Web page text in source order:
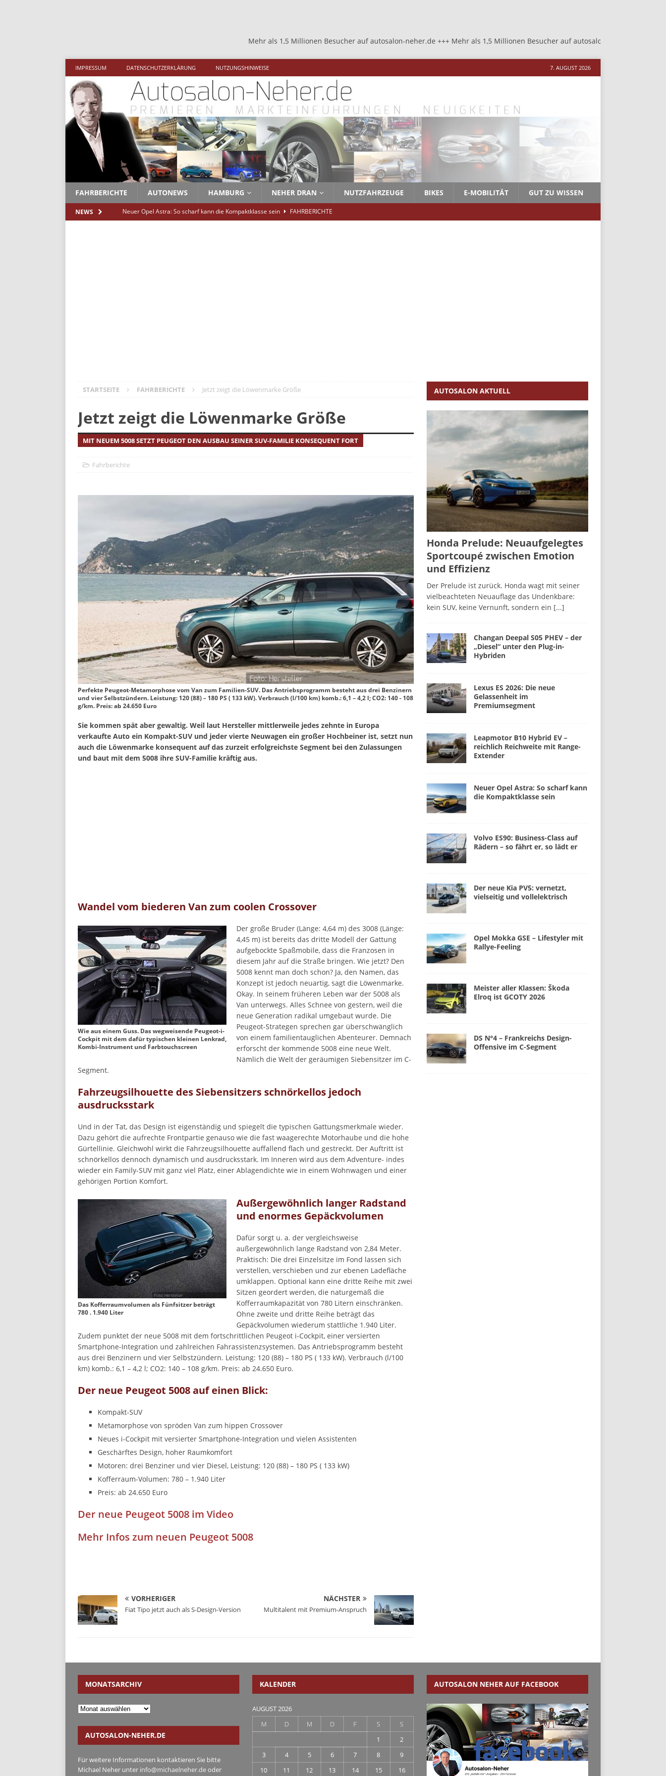
Mehr als 1,5 Millionen Besucher auf autosalon-neher.de +++ Mehr als 1,5 Millionen Besucher auf autosalon-neher.de +++ Mehr als 1,5
IMPRESSUM DATENSCHUTZERKLÄRUNG NUTZUNGSHINWEISE 7. AUGUST 2026
FAHRBERICHTE AUTONEWS HAMBURG NEHER DRAN NUTZFAHRZEUGE BIKES E-MOBILITÄT GUT ZU WISSEN
NEWS Neuer Opel Astra: So scharf kann die Kompaktklasse sein
FAHRBERICHTE
STARTSEITE FAHRBERICHTE Jetzt zeigt die Löwenmarke Größe
Jetzt zeigt die Löwenmarke Größe
MIT NEUEM 5008 SETZT PEUGEOT DEN AUSBAU SEINER SUV-FAMILIE KONSEQUENT FORT
Fahrberichte
Perfekte Peugeot-Metamorphose vom Van zum Familien-SUV. Das Antriebsprogramm besteht aus drei Benzinern
und vier Selbstzündern. Leistung: 120 (88) – 180 PS ( 133 kW). Verbrauch (l/100 km) komb.: 6,1 – 4,2 l; CO2: 140 - 108
g/km. Preis: ab 24.650 Euro
Sie kommen spät aber gewaltig. Weil laut Hersteller mittlerweile jedes zehnte in Europa
verkaufte Auto ein Kompakt-SUV und jeder vierte Neuwagen ein großer Hochbeiner ist, setzt nun
auch die Löwenmarke konsequent auf das zurzeit erfolgreichste Segment bei den Zulassungen
und baut mit dem 5008 ihre SUV-Familie kräftig aus.
Wandel vom biederen Van zum coolen Crossover
Wie aus einem Guss. Das wegweisende Peugeot-i-
Cockpit mit dem dafür typischen kleinen Lenkrad,
Kombi-Instrument und Farbtouchscreen
Der große Bruder (Länge: 4,64 m) des 3008 (Länge:
4,45 m) ist bereits das dritte Modell der Gattung
aufgebockte Spaßmobile, dass die Franzosen in
diesem Jahr auf die Straße bringen. Wie jetzt? Den
5008 kennt man doch schon? Ja, den Namen, das
Konzept ist jedoch neuartig, sagt die Löwenmarke.
Okay. In seinem früheren Leben war der 5008 als
Van unterwegs. Alles Schnee von gestern, weil die
neue Generation radikal umgebaut wurde. Die
Peugeot-Strategen sprechen gar überschwänglich
von einem familientauglichen Abenteurer. Demnach
erforscht der kommende 5008 eine neue Welt.
Nämlich die Welt der geräumigen Siebensitzer im C-
Segment.
Fahrzeugsilhouette des Siebensitzers schnörkellos jedoch
ausdrucksstark
Und in der Tat, das Design ist eigenständig und spiegelt die typischen Gattungsmerkmale wieder.
Dazu gehört die aufrechte Frontpartie genauso wie die fast waagerechte Motorhaube und die hohe
Gürtellinie. Gleichwohl wirkt die Fahrzeugsilhouette auffallend flach und gestreckt. Der Auftritt ist
schnörkellos dennoch dynamisch und ausdrucksstark. Im Inneren wird aus dem Adventure- indes
wieder ein Family-SUV mit ganz viel Platz, einer Ablagendichte wie in einem Wohnwagen und einer
gehörigen Portion Komfort.
Das Kofferraumvolumen als Fünfsitzer beträgt
780 . 1.940 Liter
Außergewöhnlich langer Radstand
und enormes Gepäckvolumen
Dafür sorgt u. a. der vergleichsweise
außergewöhnlich lange Radstand von 2,84 Meter.
Praktisch: Die drei Einzelsitze im Fond lassen sich
verstellen, verschieben und zur ebenen Ladefläche
umklappen. Optional kann eine dritte Reihe mit zwei
Sitzen geordert werden, die naturgemäß die
Kofferraumkapazität von 780 Litern einschränken.
Ohne zweite und dritte Reihe beträgt das
Gepäckvolumen wiederum stattliche 1.940 Liter.
Zudem punktet der neue 5008 mit dem fortschrittlichen Peugeot i-Cockpit, einer versierten
Smartphone-Integration und zahlreichen Fahrassistenzsystemen. Das Antriebsprogramm besteht
aus drei Benzinern und vier Selbstzündern. Leistung: 120 (88) – 180 PS ( 133 kW). Verbrauch (l/100
km) komb.: 6,1 – 4,2 l; CO2: 140 – 108 g/km. Preis: ab 24.650 Euro.
Der neue Peugeot 5008 auf einen Blick:
Kompakt-SUV
Metamorphose von spröden Van zum hippen Crossover
Neues i-Cockpit mit versierter Smartphone-Integration und vielen Assistenten
Geschärftes Design, hoher Raumkomfort
Motoren: drei Benziner und vier Diesel, Leistung: 120 (88) – 180 PS ( 133 kW)
Kofferraum-Volumen: 780 – 1.940 Liter
Preis: ab 24.650 Euro
Der neue Peugeot 5008 im Video
Mehr Infos zum neuen Peugeot 5008
VORHERIGER
Fiat Tipo jetzt auch als S-Design-Version
NÄCHSTER
Multitalent mit Premium-Anspruch
AUTOSALON AKTUELL
Honda Prelude: Neuaufgelegtes
Sportcoupé zwischen Emotion
und Effizienz
Der Prelude ist zurück. Honda wagt mit seiner
vielbeachteten Neuauflage das Undenkbare:
kein SUV, keine Vernunft, sondern ein [...]
Changan Deepal S05 PHEV – der
„Diesel“ unter den Plug-in-
Hybriden
Lexus ES 2026: Die neue
Gelassenheit im
Premiumsegment
Leapmotor B10 Hybrid EV –
reichlich Reichweite mit Range-
Extender
Neuer Opel Astra: So scharf kann
die Kompaktklasse sein
Volvo ES90: Business-Class auf
Rädern – so fährt er, so lädt er
Der neue Kia PV5: vernetzt,
vielseitig und vollelektrisch
Opel Mokka GSE – Lifestyler mit
Rallye-Feeling
Meister aller Klassen: Škoda
Elroq ist GCOTY 2026
DS N°4 – Frankreichs Design-
Offensive im C-Segment
MONATSARCHIV
AUTOSALON-NEHER.DE
Für weitere Informationen kontaktieren Sie bitte
Michael Neher unter info@michaelneher.deoder
KALENDER
AUGUST 2026
M
D M D F S
S
1
2
3
4 5 6 7 8
9
10
11 12 13 14 15 16
AUTOSALON NEHER AUF FACEBOOK